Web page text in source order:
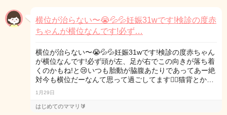
横位が治らない〜😭💦💦妊娠31wです!検診の度赤
ちゃんが横位なんです!必ず…
横位が治らない〜😭💦💦妊娠31wです!検診の度赤ちゃん
が横位なんです!必ず頭が左、足が右でこの向きが落ち着
くのかもね!と😢いつも胎動が脇腹あたりであってあー絶
対今も横位だーなんて思って過ごしてます🤦‍♀️猫背とか…
1月29日
はじめてのママリ🔰